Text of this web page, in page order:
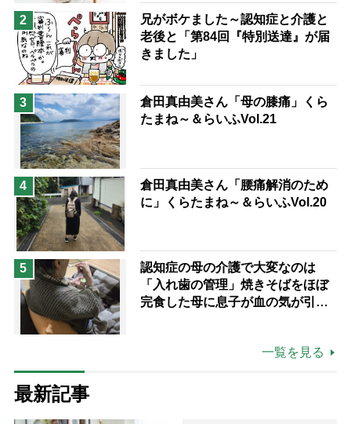
予防法
2
兄がボケました～認知症と介護と
老後と「第84回『特別送達』が届
きました」
3
倉田真由美さん「母の膝痛」くら
たまね～＆らいふVol.21
4
倉田真由美さん「腰痛解消のため
に」くらたまね～＆らいふVol.20
5
認知症の母の介護で大変なのは
「入れ歯の管理」焼きそばをほぼ
完食した母に息子が血の気が引い
一覧を見る
最新記事